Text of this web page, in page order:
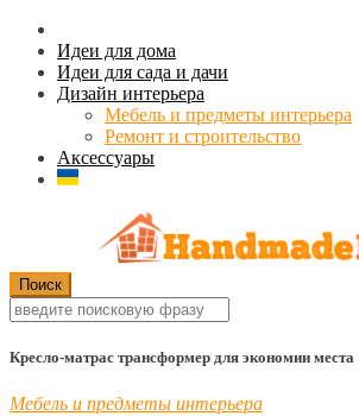
Идеи для дома
Идеи для сада и дачи
Дизайн интерьера
Мебель и предметы интерьера
Ремонт и строительство
Аксессуары
Кресло-матрас трансформер для экономии места
Мебель и предметы интерьера